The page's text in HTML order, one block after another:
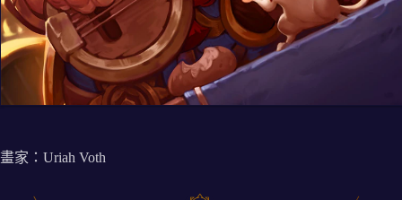
畫家：Uriah Voth